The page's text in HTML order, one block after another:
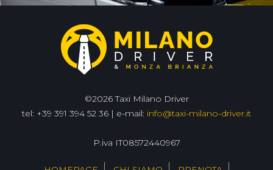
©2026 Taxi Milano Driver
tel: +39 391 394 52 36 | e-mail: info@taxi-milano-driver.it
P.iva IT08572440967